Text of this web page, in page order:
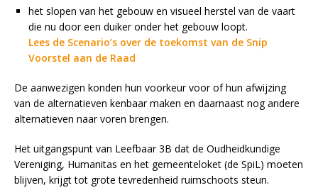
het slopen van het gebouw en visueel herstel van de vaart
die nu door een duiker onder het gebouw loopt.
Lees de Scenario’s over de toekomst van de Snip
Voorstel aan de Raad
De aanwezigen konden hun voorkeur voor of hun afwijzing
van de alternatieven kenbaar maken en daarnaast nog andere
alternatieven naar voren brengen.
Het uitgangspunt van Leefbaar 3B dat de Oudheidkundige
Vereniging, Humanitas en het gemeenteloket (de SpiL) moeten
blijven, krijgt tot grote tevredenheid ruimschoots steun.